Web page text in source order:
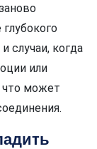
случаи, когда
или
что может